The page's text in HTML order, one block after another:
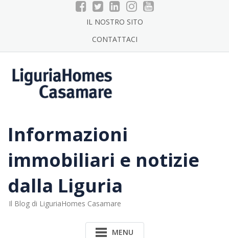
IL NOSTRO SITO
CONTATTACI
Informazioni
immobiliari e notizie
dalla Liguria
Il Blog di LiguriaHomes Casamare
MENU